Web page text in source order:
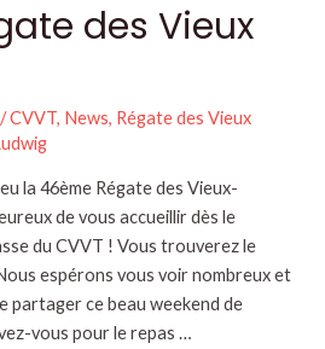
des Vieux
/CVVT, News, Régate des Vieux
la 46ème Régate des Vieux-
de vous accueillir dès le
du CVVT ! Vous trouverez le
espérons vous voir nombreux et
partager ce beau weekend de
vous pour le repas …